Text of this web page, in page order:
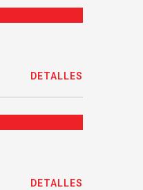
DETALLES
DETALLES